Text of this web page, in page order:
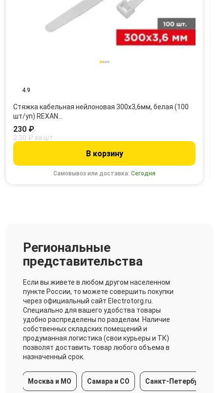
4.9
Стяжка кабельная нейлоновая 300x3,6мм, белая (100
шт/уп) REXAN…
Самовывоз или доставка:Сегодня
230 ₽
2.30 ₽ за шт
В корзину
Региональные
представительства
Если вы живете в любом другом населенном
пункте России, то можете совершить покупки
через официальный сайт Electrotorg.ru.
Специально для вашего удобства товары
удобно распределены по разделам. Наличие
собственных складских помещений и
продуманная логистика (свои курьеры и ТК)
позволят доставить товар любого объема в
назначенный срок.
Москва и МО Самара и СО Санкт-Петербург и ЛО